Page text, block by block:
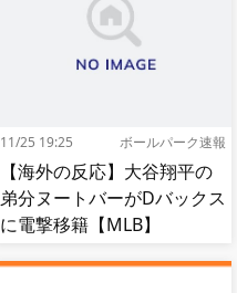
11/25 19:25 ボールパーク速報
【海外の反応】大谷翔平の
弟分ヌートバーがDバックス
に電撃移籍【MLB】